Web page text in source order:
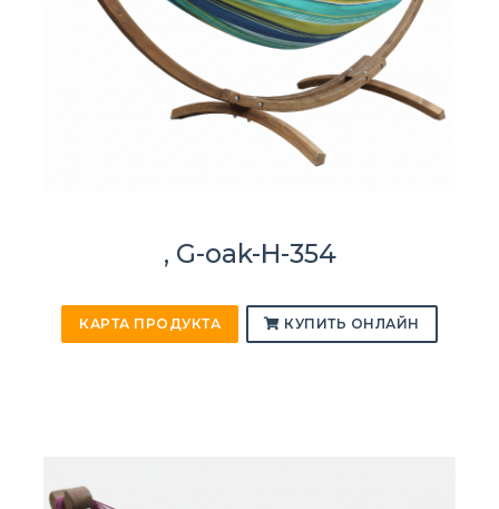
, G-oak-H-354
КАРТА ПРОДУКТА КУПИТЬ ОНЛАЙН